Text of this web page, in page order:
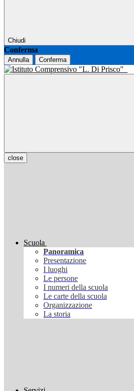
Chiudi
Conferma
Annulla Conferma
close
Scuola
Panoramica
Presentazione
I luoghi
Le persone
I numeri della scuola
Le carte della scuola
Organizzazione
La storia